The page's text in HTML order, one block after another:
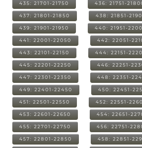
435: 21701-21750 436: 21751-
437: 21801-21850 438: 21851-
439: 21901-21950 440: 21951-
441: 22001-22050 442: 22051-
443: 22101-22150 444: 22151-
445: 22201-22250 446: 22251-
447: 22301-22350 448: 22351-
449: 22401-22450 450: 22451-
451: 22501-22550 452: 22551-
453: 22601-22650 454: 22651-
455: 22701-22750 456: 22751-
457: 22801-22850 458: 22851-